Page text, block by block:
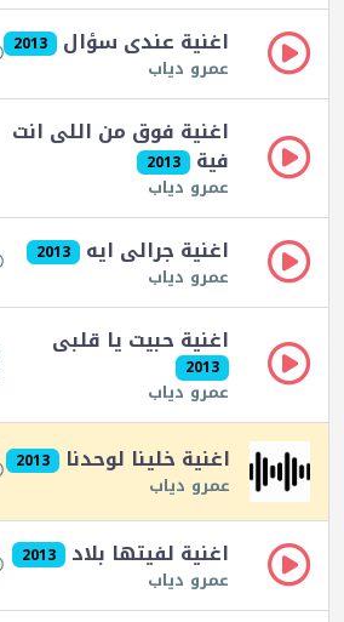
اغنية عندى سؤال 2013
عمرو دياب
اغنية فوق من اللى انت
فية 2013
عمرو دياب
اغنية جرالى ايه 2013
عمرو دياب
اغنية حبيت يا قلبى
2013
عمرو دياب
اغنية خلينا لوحدنا 2013
عمرو دياب
اغنية لفيتها بلاد 2013
عمرو دياب